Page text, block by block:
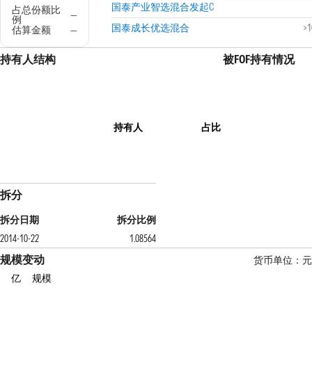
占总份额比
例
—
估算金额
—
国泰产业智选混合发起C
国泰成长优选混合
持有人结构
持有人 占比
被FOF持有情况
拆分
拆分日期
拆分比例
2014-10-22
1.08564
规模变动
货币单位：元
亿
规模